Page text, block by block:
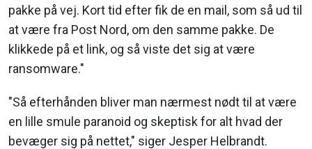
pakke på vej. Kort tid efter fik de en mail, som så ud til
at være fra Post Nord, om den samme pakke. De
klikkede på et link, og så viste det sig at være
ransomware."
"Så efterhånden bliver man nærmest nødt til at være
en lille smule paranoid og skeptisk for alt hvad der
bevæger sig på nettet," siger Jesper Helbrandt.